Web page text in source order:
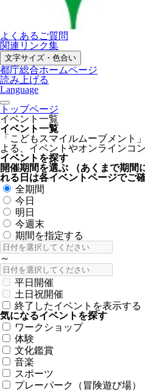
よくあるご質問
関連リンク集
文字サイズ・色合い
都庁総合ホームページ
読み上げる
Language
トップページ
イベント一覧
イベント一覧
「こどもスマイルムーブメント
よる、イベントやオンラインコ
イベントを探す
開催期間を選ぶ
（あくまで期間
れる日は各イベントページでご
全期間
今日
明日
今週末
期間を指定する
～
平日開催
土日祝開催
終了したイベントを表示する
気になるイベントを探す
ワークショップ
体験
文化鑑賞
音楽
スポーツ
プレーパーク（冒険遊び場）